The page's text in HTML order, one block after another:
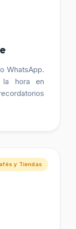
WhatsApp.
hora en
y Tiendas